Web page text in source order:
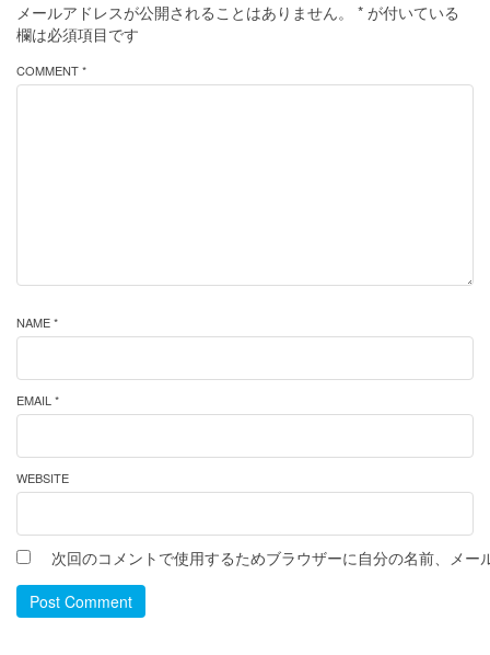
メールアドレスが公開されることはありません。 * が付いている
欄は必須項目です
COMMENT *
NAME *
EMAIL *
WEBSITE
次回のコメントで使用するためブラウザーに自分の名前、メー
Post Comment